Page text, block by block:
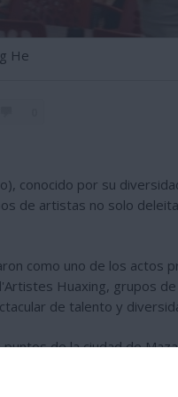
He
conocido por su
de artistas no solo
como uno de los actos
Huaxing, grupos
de talento y
de la ciudad de
asistentes disfrutaban